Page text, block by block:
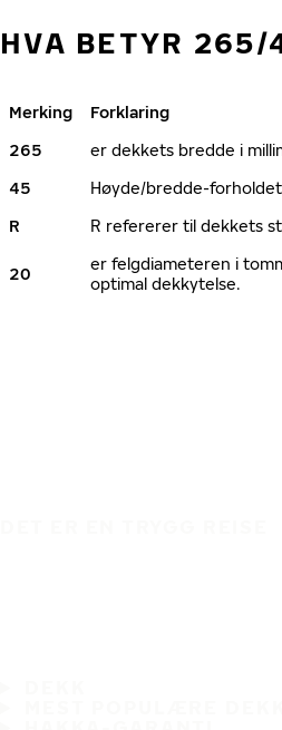
HVA BETYR 265/
Merking
Forklaring
265
er dekkets bredde i
45
Høyde/bredde-
R
R refererer til dekkets
20
er felgdiameteren i
optimal dekkytelse.